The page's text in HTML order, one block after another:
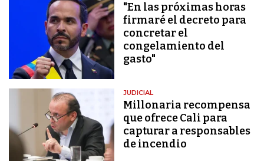
"En las próximas horas
firmaré el decreto para
concretar el
congelamiento del
gasto"
JUDICIAL
Millonaria recompensa
que ofrece Cali para
capturar a responsables
de incendio